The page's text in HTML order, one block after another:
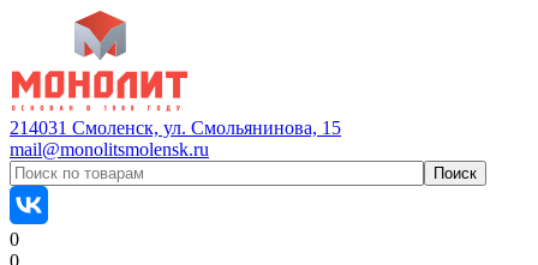
214031 Смоленск, ул. Смольянинова, 15
mail@monolitsmolensk.ru
0
0